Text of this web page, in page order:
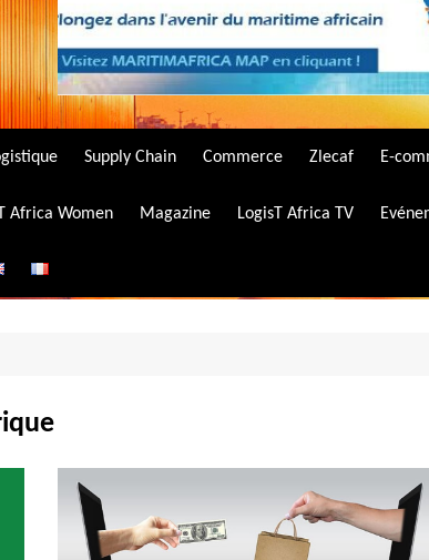
Supply Chain Commerce Zlecaf E-
Africa Women Magazine LogisT Africa TV